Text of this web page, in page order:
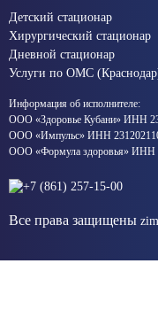
Детский стационар
Хирургический стационар
Дневной стационар
Услуги по ОМС
Информация об исполнителе:
ООО «Здоровье Кубани» ИНН
ООО «Импульс» ИНН
ООО «Формула здоровья» ИНН
+7 (861) 257-15-00
Все права защищены